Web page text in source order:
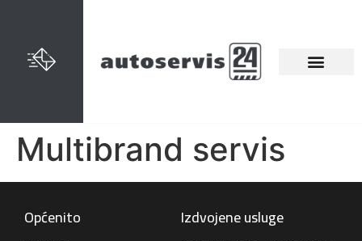
Multibrand servis
Općenito Izdvojene usluge